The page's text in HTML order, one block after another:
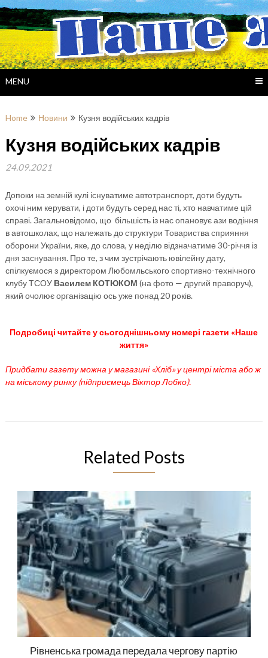
Skip
to
content
MENU
Home Новини Кузня водійських кадрів
Кузня водійських кадрів
24.09.2021
Допоки на земній кулі існуватиме автотранспорт, доти будуть
охочі ним керувати, і доти будуть серед нас ті, хто навчатиме цій
справі. Загальновідомо, що більшість із нас опановує ази водіння
в автошколах, що належать до структури Товариства сприяння
оборони України, яке, до слова, у неділю відзначатиме 30-річчя із
дня заснування. Про те, з чим зустрічають ювілейну дату,
спілкуємося з директором Любомльського спортивно-технічного
клубу ТСОУ Василем КОТЮКОМ (на фото — другий праворуч),
який очолює організацію ось уже понад 20 років.
Подробиці читайте у сьогоднішньому номері газети «Наше
життя»
Придбати газету можна у магазині «Хліб» у центрі міста або ж
на міському ринку (підприємець Віктор Лобко).
Related Posts
Рівненська громада передала чергову партію